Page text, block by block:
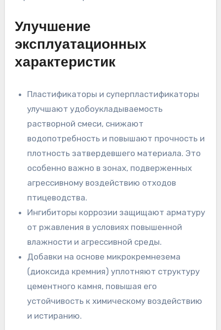
Улучшение
эксплуатационных
характеристик
Пластификаторы и суперпластификаторы
улучшают удобоукладываемость
растворной смеси, снижают
водопотребность и повышают прочность и
плотность затвердевшего материала. Это
особенно важно в зонах, подверженных
агрессивному воздействию отходов
птицеводства.
Ингибиторы коррозии защищают арматуру
от ржавления в условиях повышенной
влажности и агрессивной среды.
Добавки на основе микрокремнезема
(диоксида кремния) уплотняют структуру
цементного камня, повышая его
устойчивость к химическому воздействию
и истиранию.